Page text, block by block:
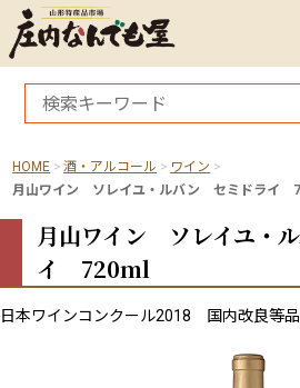
HOME 酒・アルコール
ワイン
月山ワイン ソレイユ・ルバン セミドライ
月山ワイン ソレイユ・
イ 720ml
日本ワインコンクール2018 国内改良等